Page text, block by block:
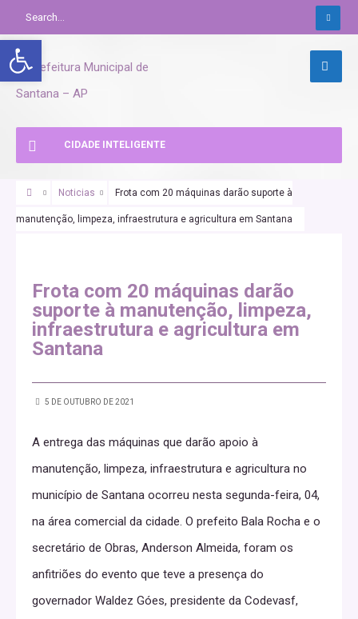
Abrir a barra de ferramentas
CIDADE INTELIGENTE
Noticias Frota com 20 máquinas darão suporte à
manutenção, limpeza, infraestrutura e agricultura em Santana
Frota com 20 máquinas darão
suporte à manutenção, limpeza,
infraestrutura e agricultura em
Santana
5 DE OUTUBRO DE 2021
A entrega das máquinas que darão apoio à
manutenção, limpeza, infraestrutura e agricultura no
município de Santana ocorreu nesta segunda-feira, 04,
na área comercial da cidade. O prefeito Bala Rocha e o
secretário de Obras, Anderson Almeida, foram os
anfitriões do evento que teve a presença do
governador Waldez Góes, presidente da Codevasf,